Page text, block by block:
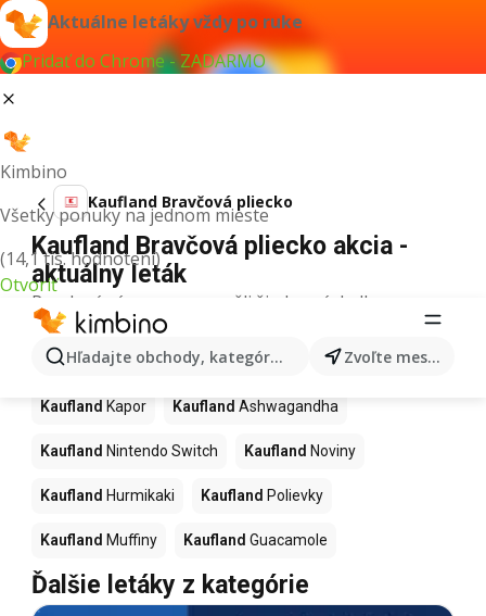
Aktuálne letáky vždy po ruke
Pridať do Chrome - ZADARMO
Kimbino
Všetky ponuky na jednom mieste
(14,1 tis. hodnotení)
Otvoriť
Hľadajte obchody, kategórie, produkty... Zvoľte mesto
Kaufland Bravčová pliecko
Kaufland Bravčová pliecko akcia -
aktuálny leták
Pre daný výraz sme nenašli žiadne výsledky.
Ďalšie produkty v obchodoch
Kaufland
Kaufland Kapor Kaufland Ashwagandha
Kaufland Nintendo Switch Kaufland Noviny
Kaufland Hurmikaki Kaufland Polievky
Kaufland Muffiny Kaufland Guacamole
Ďalšie letáky z kategórie